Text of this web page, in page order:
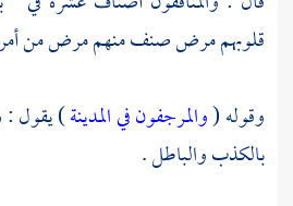
قلوبهم مرض صنف منهم مرض من أمر
وقوله (والمرجفون في المدينة) يقول :
بالكذب والباطل .